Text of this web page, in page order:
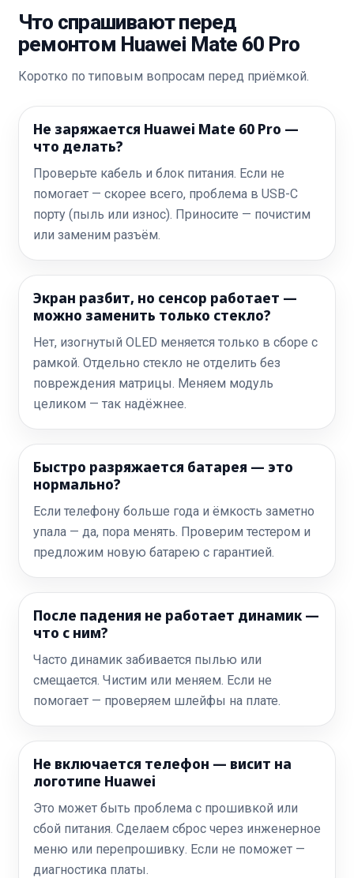
Что спрашивают перед
ремонтом Huawei Mate 60 Pro
Коротко по типовым вопросам перед приёмкой.
Не заряжается Huawei Mate 60 Pro —
что делать?
Проверьте кабель и блок питания. Если не
помогает — скорее всего, проблема в USB-C
порту (пыль или износ). Приносите — почистим
или заменим разъём.
Экран разбит, но сенсор работает —
можно заменить только стекло?
Нет, изогнутый OLED меняется только в сборе с
рамкой. Отдельно стекло не отделить без
повреждения матрицы. Меняем модуль
целиком — так надёжнее.
Быстро разряжается батарея — это
нормально?
Если телефону больше года и ёмкость заметно
упала — да, пора менять. Проверим тестером и
предложим новую батарею с гарантией.
После падения не работает динамик —
что с ним?
Часто динамик забивается пылью или
смещается. Чистим или меняем. Если не
помогает — проверяем шлейфы на плате.
Не включается телефон — висит на
логотипе Huawei
Это может быть проблема с прошивкой или
сбой питания. Сделаем сброс через инженерное
меню или перепрошивку. Если не поможет —
диагностика платы.